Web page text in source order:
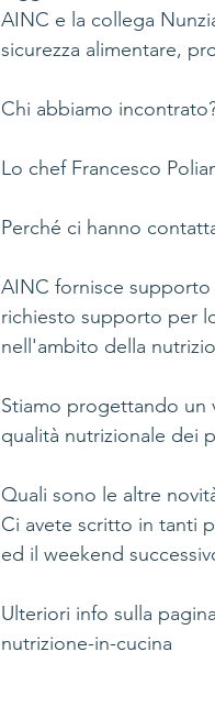
AINC e la collega
sicurezza alimentare,
Chi abbiamo
Lo chef Francesco
Perché ci hanno
AINC fornisce
richiesto supporto per
nell'ambito della
Stiamo progettando un
qualità nutrizionale dei
Quali sono le altre
Ci avete scritto in tanti
ed il weekend
Ulteriori info sulla
nutrizione-in-cucina